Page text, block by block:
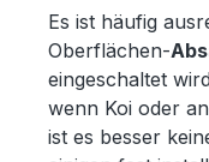
Es ist häufig
Oberflächen-
eingeschaltet
wenn Koi oder
ist es besser